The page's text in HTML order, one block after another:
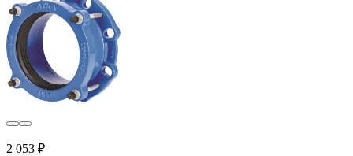
2 053 ₽